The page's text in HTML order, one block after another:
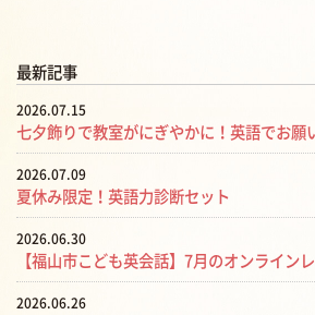
最新記事
2026.07.15
七夕飾りで教室がにぎやかに！英語でお願
2026.07.09
夏休み限定！英語力診断セット
2026.06.30
【福山市こども英会話】7月のオンライン
2026.06.26